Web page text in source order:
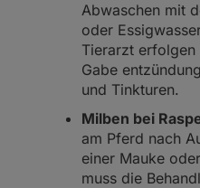
Abwaschen mit
oder
Tierarzt erfolgen
Gabe
und Tinkturen.
Milben bei
am Pferd nach
einer Mauke
muss die